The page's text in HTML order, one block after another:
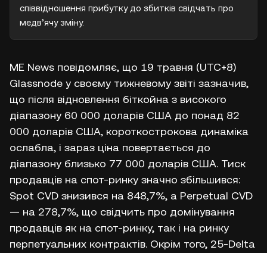
співвідношення прибутку до збитків свідчать про
медв’ячу зміну.
ME News повідомляє, що 19 травня (UTC+8)
Glassnode у своєму тижневому звіті зазначив,
що після відновлення біткойна з високого
діапазону 60 000 доларів США до понад 82
000 доларів США, короткострокова динаміка
ослабла, і зараз ціна повертається до
діапазону близько 77 000 доларів США. Тиск
продавців на спот-ринку значно збільшився:
Spot CVD знизився на 848,7%, а Perpetual CVD
— на 278,7%, що свідчить про домінування
продавців як на спот-ринку, так і на ринку
перпетуальних контрактів. Окрім того, 25-Delta